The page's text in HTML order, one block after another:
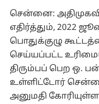
சென்னை:
எதிர்த்தும், 2022
பொதுக்குழு
செய்யப்பட்ட
திரும்பப் பெற ஒ.
உள்ளிட்டோர்
அனுமதி